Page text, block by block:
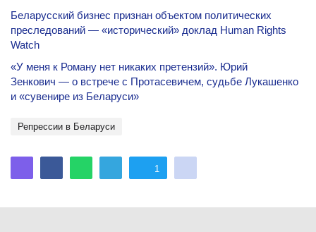
Беларусский бизнес признан объектом политических
преследований — «исторический» доклад Human Rights
Watch
«У меня к Роману нет никаких претензий». Юрий
Зенкович — о встрече с Протасевичем, судьбе Лукашенко
и «сувенире из Беларуси»
репрессии в Беларуси
1